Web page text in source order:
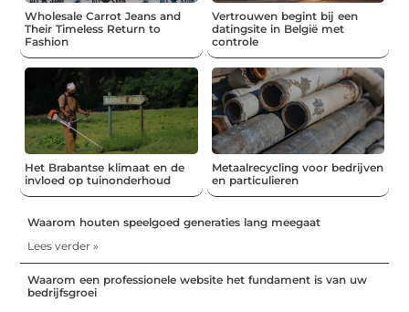
Wholesale Carrot Jeans and
Their Timeless Return to
Fashion
Vertrouwen begint bij een
datingsite in België met
controle
Het Brabantse klimaat en de
invloed op tuinonderhoud
Metaalrecycling voor bedrijven
en particulieren
Waarom houten speelgoed generaties lang meegaat
Lees verder »
Waarom een professionele website het fundament is van uw
bedrijfsgroei